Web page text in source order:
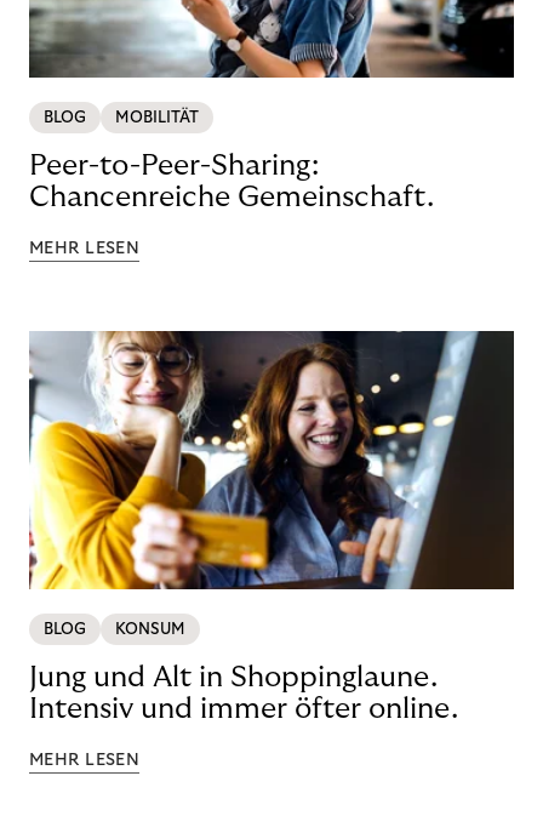
BLOG MOBILITÄT
Peer-to-Peer-Sharing:
Chancenreiche Gemeinschaft.
MEHR LESEN
BLOG KONSUM
Jung und Alt in Shoppinglaune.
Intensiv und immer öfter online.
MEHR LESEN